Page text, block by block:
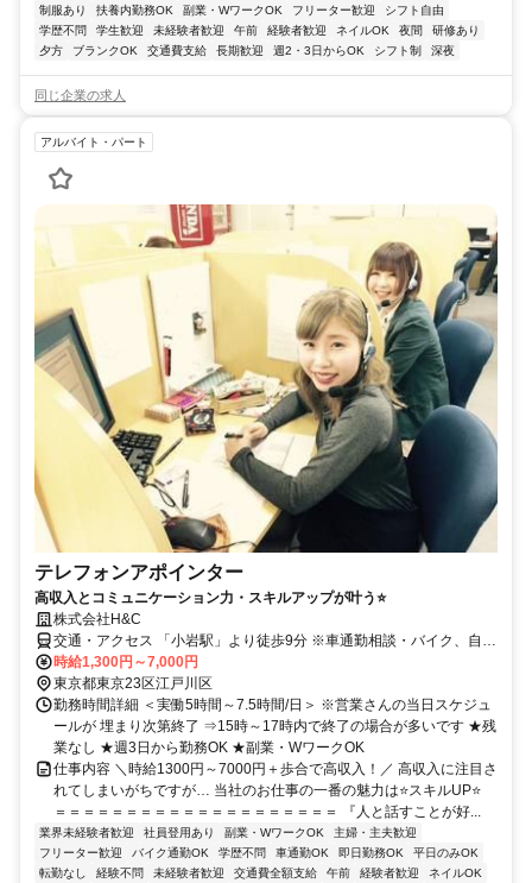
制服あり 扶養内勤務OK 副業・WワークOK フリーター歓迎
シフト自由
学歴不問
学生歓迎 未経験者歓迎 午前 経験者歓迎 ネイルOK 夜間
研修あり
夕方
ブランクOK 交通費支給 長期歓迎 週2・3日からOK シフト制 深夜
同じ企業の求人
アルバイト・パート
テレフォンアポインター
高収入とコミュニケーション力・スキルアップが叶う⭐
株式会社H&C
交通・アクセス 「小岩駅」より徒歩9分 ※車通勤相談・バイク、自転
車通勤可
時給1,300円～7,000円
東京都東京23区江戸川区
勤務時間詳細 ＜実働5時間～7.5時間/日＞ ※営業さんの当日スケジュ
ールが 埋まり次第終了 ⇒15時～17時内で終了の場合が多いです ★残
業なし ★週3日から勤務OK ★副業・WワークOK
仕事内容 ＼時給1300円～7000円＋歩合で高収入！／ 高収入に注目さ
れてしまいがちですが… 当社のお仕事の一番の魅力は⭐スキルUP⭐
＝＝＝＝＝＝＝＝＝＝＝＝＝＝＝＝＝＝＝＝ 『人と話すことが好...
業界未経験者歓迎 社員登用あり 副業・WワークOK
主婦・主夫歓迎
フリーター歓迎
バイク通勤OK 学歴不問 車通勤OK 即日勤務OK
平日のみOK
転勤なし
経験不問 未経験者歓迎 交通費全額支給 午前 経験者歓迎 ネイルOK